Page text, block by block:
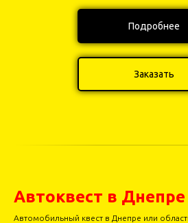
Подробнее
Заказать
Автоквест в Днепре
Автомобильный квест в Днепре или